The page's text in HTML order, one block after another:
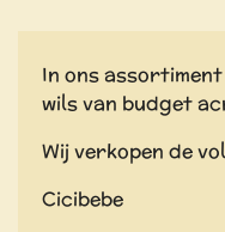
In ons
wils van budget
Wij verkopen de
Cicibebe